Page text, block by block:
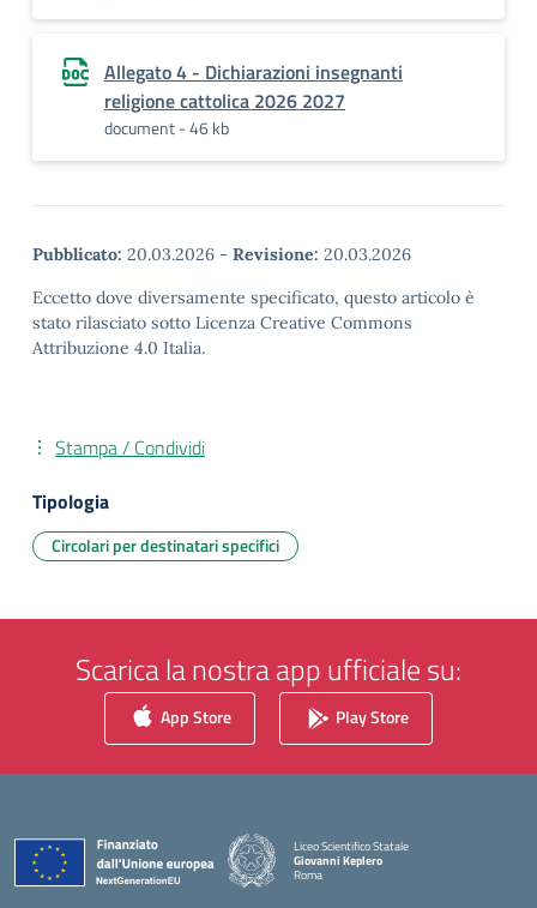
Allegato 4 - Dichiarazioni insegnanti
religione cattolica 2026 2027
document - 46 kb
Pubblicato: 20.03.2026 - Revisione: 20.03.2026
Eccetto dove diversamente specificato, questo articolo è
stato rilasciato sotto Licenza Creative Commons
Attribuzione 4.0 Italia.
Stampa / Condividi
Tipologia
Circolari per destinatari specifici
Scarica la nostra app ufficiale su:
App Store Play Store
Liceo Scientifico Statale
Giovanni Keplero
Roma